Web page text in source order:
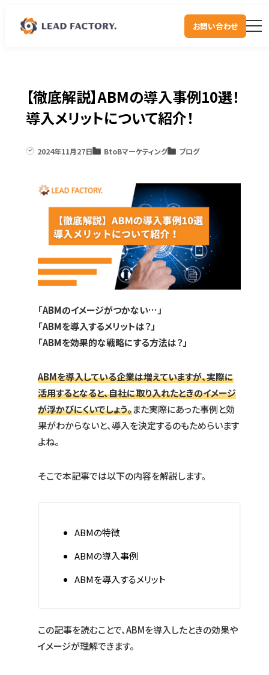
お問い合わせ
【徹底解説】ABMの導入事例10選！
導入メリットについて紹介！
2024年11月27日 BtoBマーケティング ブログ
「ABMのイメージがつかない…」
「ABMを導入するメリットは？」
「ABMを効果的な戦略にする方法は？」
ABMを導入している企業は増えていますが、実際に
活用するとなると、自社に取り入れたときのイメージ
が浮かびにくいでしょう。また実際にあった事例と効
果がわからないと、導入を決定するのもためらいます
よね。
そこで本記事では以下の内容を解説します。
ABMの特徴
ABMの導入事例
ABMを導入するメリット
この記事を読むことで、ABMを導入したときの効果や
イメージが理解できます。